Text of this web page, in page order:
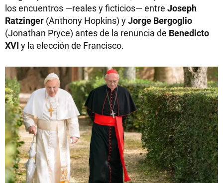
los encuentros —reales y ficticios— entre Joseph
Ratzinger (Anthony Hopkins) yJorge Bergoglio
(Jonathan Pryce) antes de la renuncia de Benedicto
XVI y la elección de Francisco.